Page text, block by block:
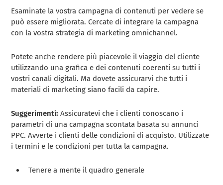
Esaminate la vostra campagna di contenuti per vedere se
può essere migliorata. Cercate di integrare la campagna
con la vostra strategia di marketing omnichannel.
Potete anche rendere più piacevole il viaggio del cliente
utilizzando una grafica e dei contenuti coerenti su tutti i
vostri canali digitali. Ma dovete assicurarvi che tutti i
materiali di marketing siano facili da capire.
Suggerimenti: Assicuratevi che i clienti conoscano i
parametri di una campagna scontata basata su annunci
PPC. Avverte i clienti delle condizioni di acquisto. Utilizzate
i termini e le condizioni per tutta la campagna.
Tenere a mente il quadro generale